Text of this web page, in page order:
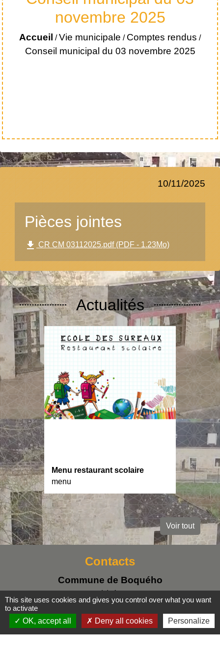
novembre 2025
Accueil / Vie municipale / Comptes rendus /
Conseil municipal du 03 novembre 2025
10/11/2025
Pièces jointes
file_download CR CM 03112025.pdf (PDF - 1.23Mo)
Actualités
Menu restaurant scolaire
menu
Voir tout
Contacts
Commune de Boquého
1, rue Abbé Lesage
22170 Boquého - FRANCE
+33 2 96 73 92 03
This site uses cookies and gives you control over what you want
to activate
OK, accept all
Deny all cookies Personalize